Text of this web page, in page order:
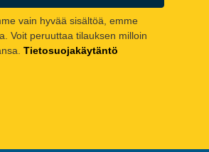
vain hyvää sisältöä, emme
Voit peruuttaa tilauksen milloin
Tietosuojakäytäntö